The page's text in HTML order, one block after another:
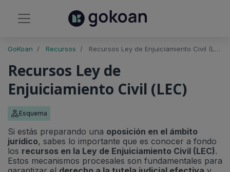
GoKoan Recursos Recursos Ley de Enjuiciamiento Civil (LEC)
Recursos Ley de
Enjuiciamiento Civil (LEC)
Esquema
Si estás preparando una oposición en el ámbito
jurídico, sabes lo importante que es conocer a fondo
los recursos en la Ley de Enjuiciamiento Civil (LEC).
Estos mecanismos procesales son fundamentales para